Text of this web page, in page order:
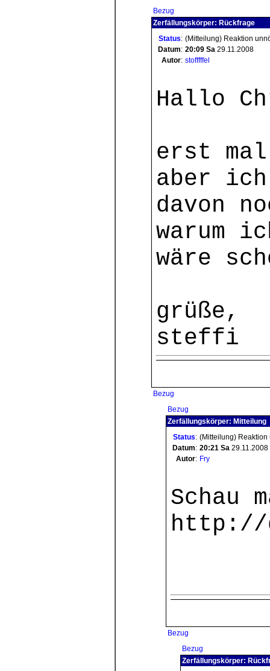
Bezug
Zerfällungskörper: Rückfrage
Status: (Mitteilung) Reaktion
Datum: 20:09 Sa 29.11.2008
Autor: stofffffel
Hallo
erst
aber
davon
warum
wäre
grüße,
steffi
Bezug
Bezug
Zerfällungskörper: Mitteilung
Status: (Mitteilung)
Datum: 20:21 Sa 29.11.2008
Autor: Fry
Schau
http://
Bezug
Bezug
Zerfällungskörper: